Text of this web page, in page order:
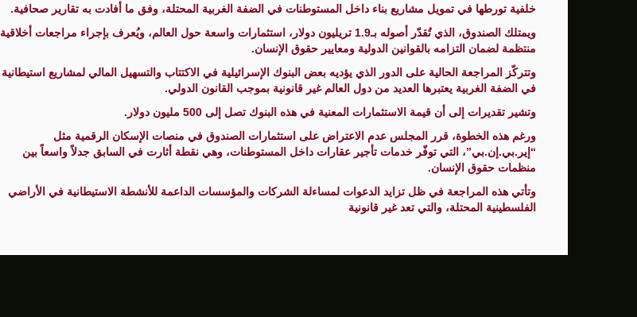
الصحة: ارتفاع ضحايا الحرب العدوانية على قطاع غزة إلى 73,384 شهيدا
نساء غزة بين ثقل الواقع وضرورة التعافي
خلفية تورطها في تمويل مشاريع بناء داخل المستوطنات في الضفة الغربية المحتلة، وفق ما أفادت به تقارير صحافية.
ويمتلك الصندوق، الذي تُقدّر أصوله بـ1.9 تريليون دولار، استثمارات واسعة حول العالم، ويُعرف بإجراء مراجعات أخلاقية
منتظمة لضمان التزامه بالقوانين الدولية ومعايير حقوق الإنسان.
وتتركّز المراجعة الحالية على الدور الذي يؤديه بعض البنوك الإسرائيلية في الاكتتاب والتسهيل المالي لمشاريع استيطانية
في الضفة الغربية يعتبرها العديد من دول العالم غير قانونية بموجب القانون الدولي.
وتشير تقديرات إلى أن قيمة الاستثمارات المعنية في هذه البنوك تصل إلى 500 مليون دولار.
ورغم هذه الخطوة، قرر المجلس عدم الاعتراض على استثمارات الصندوق في منصات الإسكان الرقمية مثل
“إير.بي.إن.بي”، التي توفّر خدمات تأجير عقارات داخل المستوطنات، وهي نقطة أثارت في السابق جدلاً واسعاً بين
منظمات حقوق الإنسان.
وتأتي هذه المراجعة في ظل تزايد الدعوات لمساءلة الشركات والمؤسسات الداعمة للأنشطة الاستيطانية في الأراضي
الفلسطينية المحتلة، والتي تعد غير قانونية